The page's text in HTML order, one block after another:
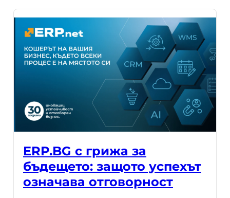
ERP.BG с грижа за
бъдещето: защото успехът
означава отговорност